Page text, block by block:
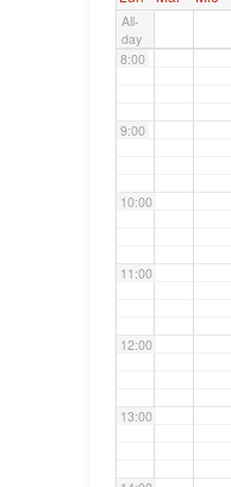
All-
day
8:00
9:00
10:00
11:00
12:00
13:00